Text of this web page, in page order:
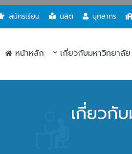
สมัครเรียน นิสิต บุคลากร
หน้าหลัก เกี่ยวกับมหาวิทยาลัย
เกี่ยวกั